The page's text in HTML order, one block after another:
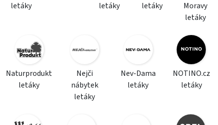
letáky
letáky
letáky
Moravy
letáky
Naturprodukt
letáky
Nejči
nábytek
letáky
Nev-Dama
letáky
NOTINO.cz
letáky